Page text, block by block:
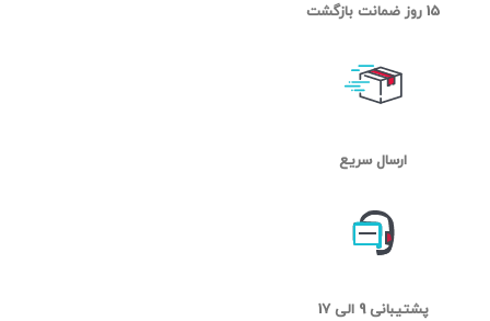
15 روز ضمانت بازگشت
ارسال سریع
پشتیبانی 9 الی 17